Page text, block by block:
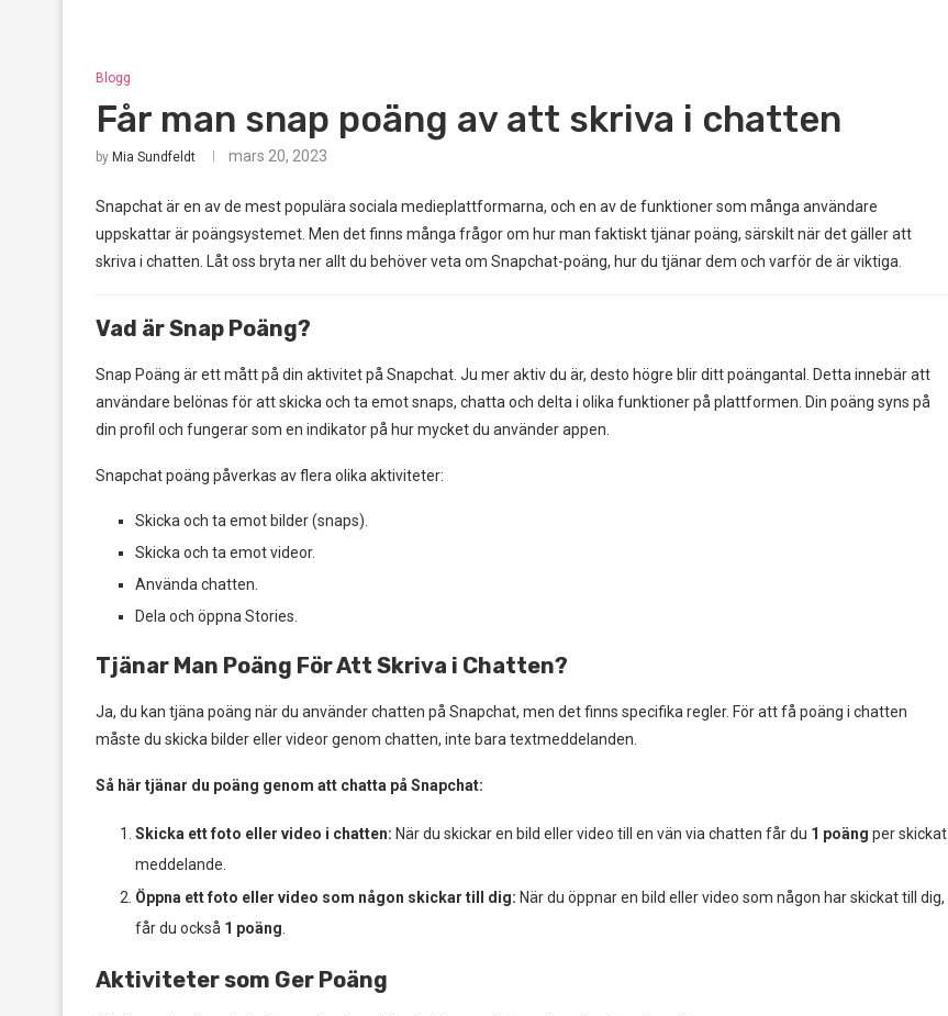
Blogg
Får man snap poäng av att skriva i chatten
by Mia Sundfeldt mars 20, 2023
Snapchat är en av de mest populära sociala medieplattformarna, och en av de funktioner som många användare
uppskattar är poängsystemet. Men det finns många frågor om hur man faktiskt tjänar poäng, särskilt när det gäller att
skriva i chatten. Låt oss bryta ner allt du behöver veta om Snapchat-poäng, hur du tjänar dem och varför de är viktiga.
Vad är Snap Poäng?
Snap Poäng är ett mått på din aktivitet på Snapchat. Ju mer aktiv du är, desto högre blir ditt poängantal. Detta innebär att
användare belönas för att skicka och ta emot snaps, chatta och delta i olika funktioner på plattformen. Din poäng syns på
din profil och fungerar som en indikator på hur mycket du använder appen.
Snapchat poäng påverkas av flera olika aktiviteter:
Skicka och ta emot bilder (snaps).
Skicka och ta emot videor.
Använda chatten.
Dela och öppna Stories.
Tjänar Man Poäng För Att Skriva i Chatten?
Ja, du kan tjäna poäng när du använder chatten på Snapchat, men det finns specifika regler. För att få poäng i chatten
måste du skicka bilder eller videor genom chatten, inte bara textmeddelanden.
Så här tjänar du poäng genom att chatta på Snapchat:
Skicka ett foto eller video i chatten: När du skickar en bild eller video till en vän via chatten får du 1 poäng per skickat
meddelande.
Öppna ett foto eller video som någon skickar till dig: När du öppnar en bild eller video som någon har skickat till dig,
får du också 1 poäng
Aktiviteter som Ger Poäng